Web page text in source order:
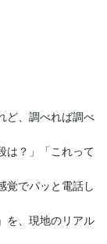
ど、調べれば調べ
は？」「これって
覚でパッと電話し
を、現地のリアル